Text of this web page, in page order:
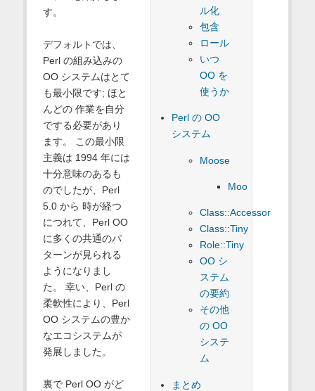
ル化
包含
ロール
いつ
OO を
使うか
Perl の OO
システム
Moose
Moo
Class::Accessor
Class::Tiny
Role::Tiny
OO シ
ステム
の要約
その他
の OO
システ
ム
まとめ
す。
デフォルトでは、
Perl の組み込みの
OO システムはとて
も最小限です; ほと
んどの 作業を自分
でする必要があり
ます。 この最小限
主義は 1994 年には
十分意味のあるも
のでしたが、Perl
5.0 から 時が経つ
につれて、Perl OO
に多くの共通のパ
ターンが見られる
ようになりまし
た。 幸い、Perl の
柔軟性により、Perl
OO システムの豊か
なエコシステムが
発展しました。
裏で Perl OO がど